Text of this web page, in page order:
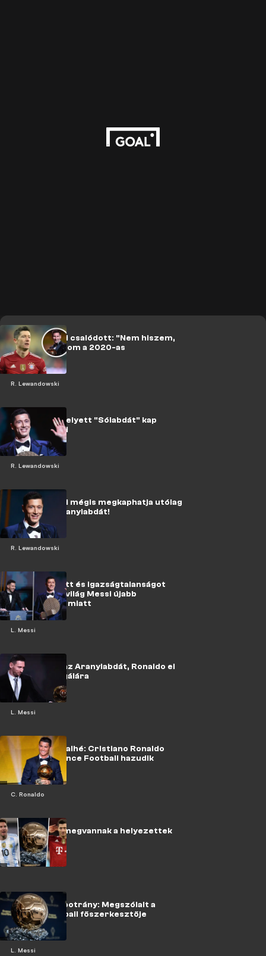
R. Lewandowski
Lewandowski csalódott: "Nem hiszem,
hogy megkapom a 2020-as
Aranylabdát"
R. Lewandowski
Aranylabda helyett "Sólabdát" kap
Lewandowski
R. Lewandowski
Lewandowski mégis megkaphatja utólag
a 2020-as Aranylabdát!
L. Messi
Felháborodott és igazságtalanságot
kiált a futballvilág Messi újabb
Aranylabdája miatt
L. Messi
Messi kapta az Aranylabdát, Ronaldo el
sem ment a gálára
C. Ronaldo
Aranylabda balhé: Cristiano Ronaldo
szerint a France Football hazudik
Aranylabda: megvannak a helyezettek
L. Messi
Aranylabda-botrány: Megszólalt a
France Football főszerkesztője